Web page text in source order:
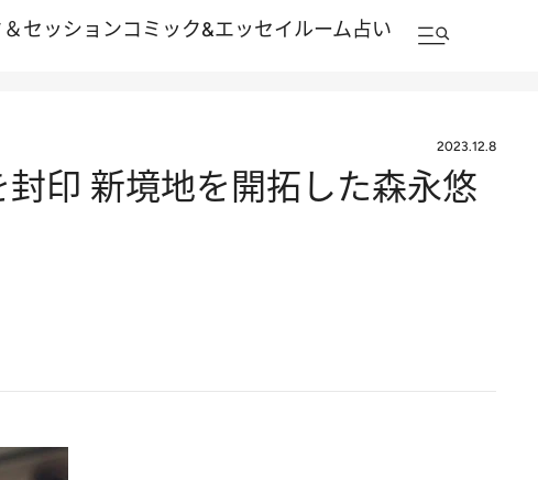
＆セッションコミック&エッセイルーム占い
2023.12.8
印 新境地を開拓した森永悠